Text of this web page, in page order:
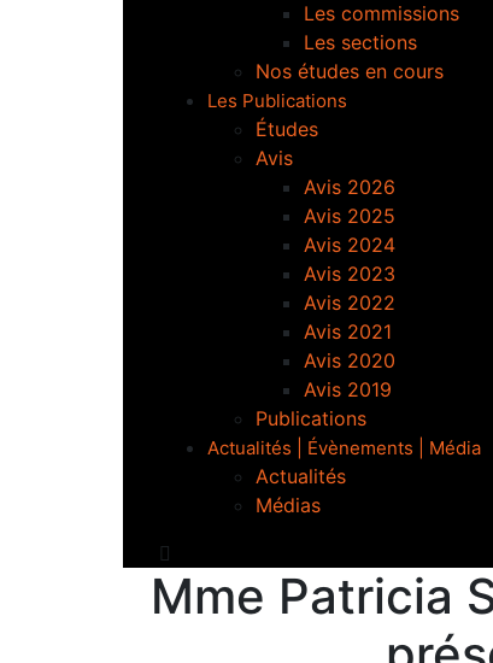
Les commissions
Les sections
Nos études en cours
Les Publications
Études
Avis
Avis 2026
Avis 2025
Avis 2024
Avis 2023
Avis 2022
Avis 2021
Avis 2020
Avis 2019
Publications
Actualités | Évènements | Média
Actualités
Médias
Mme Patricia